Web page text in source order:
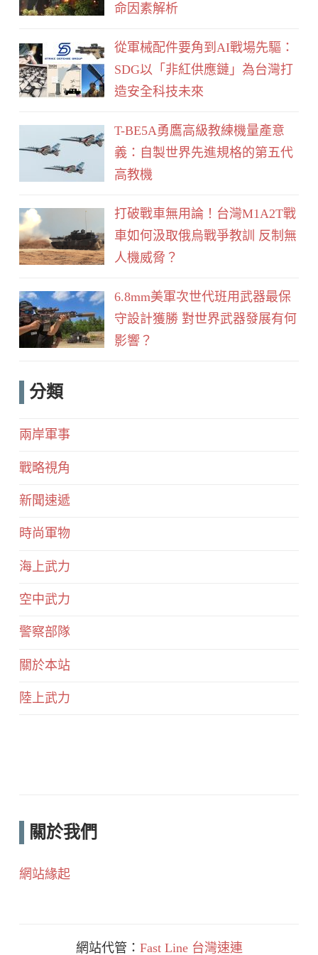
k
命因素解析
從軍械配件要角到AI戰場先驅：
SDG以「非紅供應鏈」為台灣打
造安全科技未來
T-BE5A勇鷹高級教練機量產意
義：自製世界先進規格的第五代
高教機
打破戰車無用論！台灣M1A2T戰
車如何汲取俄烏戰爭教訓 反制無
人機威脅？
6.8mm美軍次世代班用武器最保
守設計獲勝 對世界武器發展有何
影響？
分類
兩岸軍事
戰略視角
新聞速遞
時尚軍物
海上武力
空中武力
警察部隊
關於本站
陸上武力
關於我們
網站緣起
網站代管： Fast Line 台灣速連